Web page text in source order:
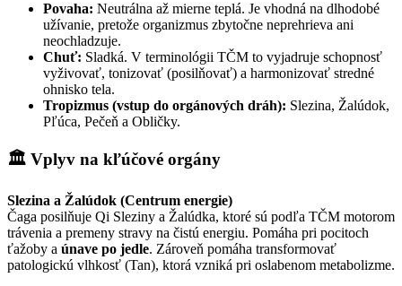
Povaha: Neutrálna až mierne teplá. Je vhodná na dlhodobé
užívanie, pretože organizmus zbytočne neprehrieva ani
neochladzuje.
Chuť: Sladká. V terminológii TČM to vyjadruje schopnosť
vyživovať, tonizovať (posilňovať) a harmonizovať stredné
ohnisko tela.
Tropizmus (vstup do orgánových dráh): Slezina, Žalúdok,
Pľúca, Pečeň a Obličky.
🏛️ Vplyv na kľúčové orgány
Slezina a Žalúdok (Centrum energie)
Čaga posilňuje Qi Sleziny a Žalúdka, ktoré sú podľa TČM motorom
trávenia a premeny stravy na čistú energiu. Pomáha pri pocitoch
ťažoby a únave po jedle. Zároveň pomáha transformovať
patologickú vlhkosť (Tan), ktorá vzniká pri oslabenom metabolizme.